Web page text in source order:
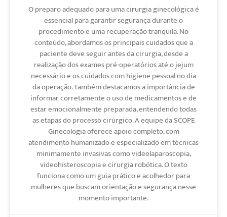
O preparo adequado para uma cirurgia ginecológica é
essencial para garantir segurança durante o
procedimento e uma recuperação tranquila. No
conteúdo, abordamos os principais cuidados que a
paciente deve seguir antes da cirurgia, desde a
realização dos exames pré-operatórios até o jejum
necessário e os cuidados com higiene pessoal no dia
da operação. Também destacamos a importância de
informar corretamente o uso de medicamentos e de
estar emocionalmente preparada, entendendo todas
as etapas do processo cirúrgico. A equipe da SCOPE
Ginecologia oferece apoio completo, com
atendimento humanizado e especializado em técnicas
minimamente invasivas como videolaparoscopia,
videohisteroscopia e cirurgia robótica. O texto
funciona como um guia prático e acolhedor para
mulheres que buscam orientação e segurança nesse
momento importante.